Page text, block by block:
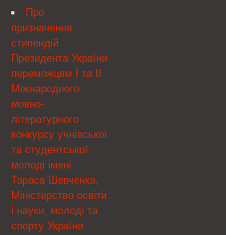
языковой политики
допущены грубые ...
2015 роках, Державна
податкова служба
України
Державним
податковим службам в
АР Крим, областях,
містах Києві та
Севастополі, Окружній
державній податковій
службі — Центральному
офісу з обслуговування
великих платників
податків ДОС,
спеціалізованим
державним податковим
Про
призначення
стипендій
Президента України
переможцям I та II
Міжнародного
мовно-
літературного
конкурсу учнівської
та студентської
молоді імені
Тараса Шевченка,
Міністерство освіти
і науки, молоді та
спорту України